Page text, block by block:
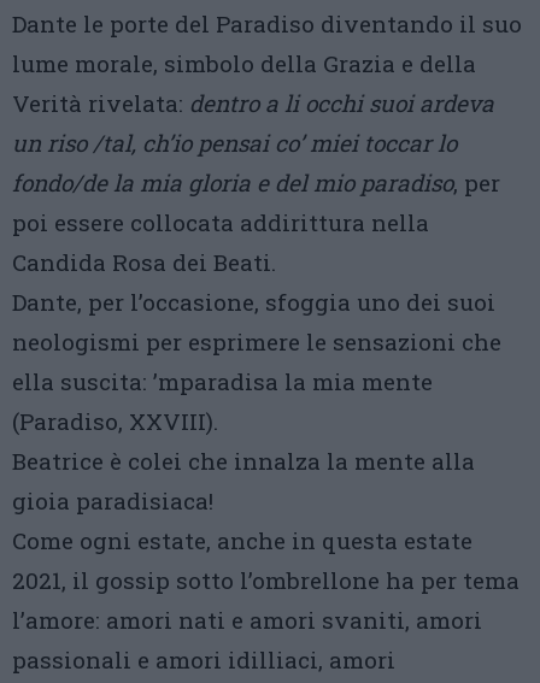
Dante le porte del Paradiso diventando il suo
lume morale, simbolo della Grazia e della
Verità rivelata: dentro a li occhi suoi ardeva
un riso /tal, ch’io pensai co’ miei toccar lo
fondo/de la mia gloria e del mio paradiso, per
poi essere collocata addirittura nella
Candida Rosa dei Beati.
Dante, per l’occasione, sfoggia uno dei suoi
neologismi per esprimere le sensazioni che
ella suscita: ’mparadisa la mia mente
(Paradiso, XXVIII).
Beatrice è colei che innalza la mente alla
gioia paradisiaca!
Come ogni estate, anche in questa estate
2021, il gossip sotto l’ombrellone ha per tema
l’amore: amori nati e amori svaniti, amori
passionali e amori idilliaci, amori